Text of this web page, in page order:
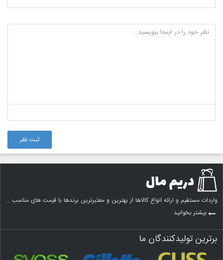
ثبت نظر
واردات مستقیم و ارائه انواع کالاها از بهترین و معتبرترین برندها با قیمت های مناسب ...
بیشتر بخوانید
برترین تولیدکنندگان ما